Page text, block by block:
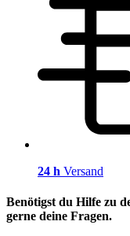
24 h Versand
Benötigst du Hilfe zu
gerne deine Fragen.